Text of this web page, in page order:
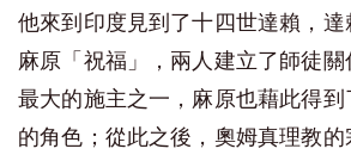
他來到印度見到了十四世達賴，
麻原「祝福」，兩人建立了師徒
最大的施主之一，麻原也藉此得
的角色；從此之後，奧姆真理教